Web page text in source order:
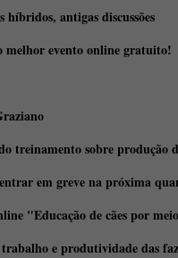
híbridos, antigas discussões
melhor evento online gratuito!
treinamento sobre produção
em greve na próxima
"Educação de cães por
e produtividade das